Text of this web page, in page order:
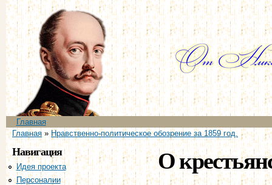
Главное меню
Главная
Вы здесь
Главная» Нравственно-политическое обозрение за 1859 год.
Навигация
Идея проекта
Персоналии
О